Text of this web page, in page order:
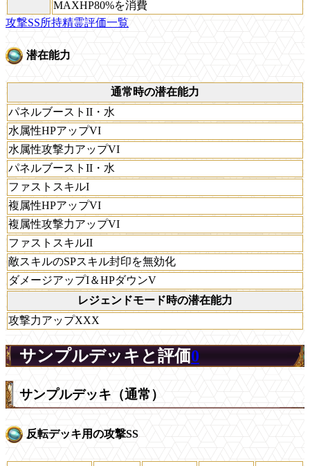
MAXHP80%を消費
攻撃SS所持精霊評価一覧
潜在能力
通常時の潜在能力
パネルブーストII・水
水属性HPアップVI
水属性攻撃力アップVI
パネルブーストII・水
ファストスキルI
複属性HPアップVI
複属性攻撃力アップVI
ファストスキルII
敵スキルのSPスキル封印を無効化
ダメージアップI＆HPダウンV
レジェンドモード時の潜在能力
攻撃力アップXXX
サンプルデッキと評価0
サンプルデッキ（通常）
反転デッキ用の攻撃SS